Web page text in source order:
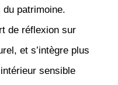
du patrimoine.
de réflexion sur
et s’intègre plus
sensible